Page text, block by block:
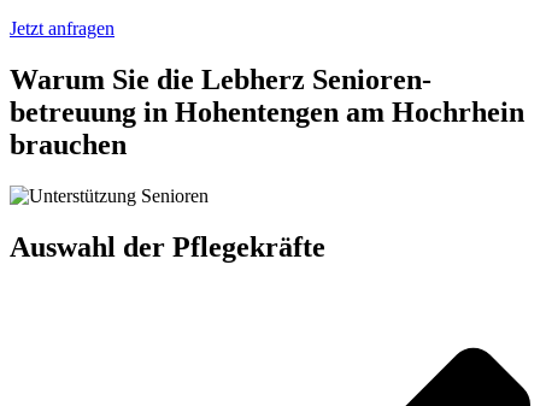
Jetzt anfragen
Warum Sie die Lebherz Senioren­
betreuung in Hohentengen am Hochrhein
brauchen
Auswahl der Pflegekräfte